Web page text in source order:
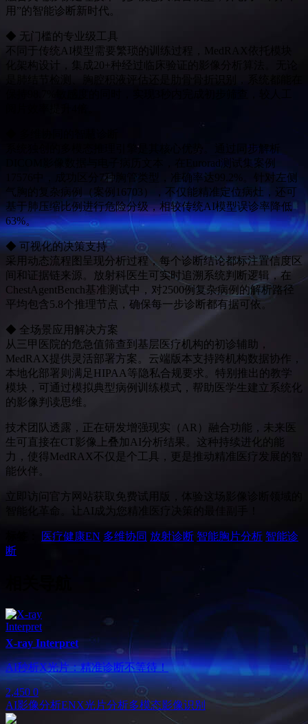
用”的智能诊断新时代。
◆ 无门槛的专业级工具
不同于传统AI模型需要繁琐的训练过程，MedRAX依托模块
化架构设计，集成20+种经过临床验证的影像分析算法。无论
系统独创的多模态推理引擎是其核心优势。通过同步解析
DICOM影像数据与电子病历文本，在Eurorad测试集案例
17576中，成功区分7种胸管类型，准确率达99.2%。针对左侧
气胸的复杂病例（案例16703），不仅能精准定位病灶，还可
基于肺压缩比例进行危险分级，相较传统AI模型误诊率降低
63%。
◆ 可视化的决策支持
采用动态流程图呈现分析过程，每个诊断结论都标注置信度区
间和证据链来源。放射科医生可实时追溯系统判断逻辑，在
ChestAgentBench基准测试中，对2500例复杂病例的解析路径
平均包含5.8个推理节点，确保每一步诊断都有据可依。
◆ 全场景应用解决方案
从三甲医院的危急值筛查到基层医疗机构的初诊辅助，
MedRAX提供灵活部署方案。云端版本支持跨机构数据协作，
本地化部署则满足HIPAA等隐私合规要求。特别推出的教学
模块，可通过模拟典型病例训练模式，帮助医学生建立系统化
的影像判读思维。
技术团队透露，正在研发增强现实（AR）融合功能，未来医
生可直接在CT影像上叠加AI分析结果。这种持续进化的能
力，使得MedRAX不仅是个工具，更是推动精准医疗发展的智
能伙伴。
立即访问官方网站获取免费试用版，体验这场影像诊断领域的
智能化革命。让AI成为您精准医疗决策的最佳副手！
医疗健康EN 多维协同 放射诊断 智能胸片分析 智能诊
断
X-ray Interpret
AI秒析X光片：精准诊断不等待！
2,450 0
AI影像分析ENX光片分析多模态影像识别